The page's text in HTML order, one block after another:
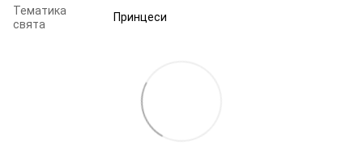
Тематика
свята
Принцеси